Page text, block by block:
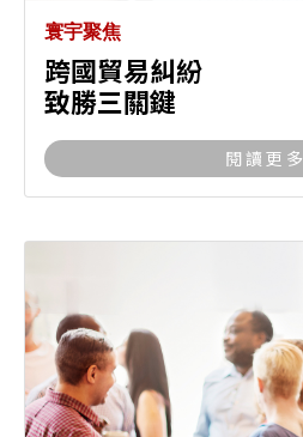
寰宇聚焦
跨國貿易糾紛
致勝三關鍵
閱 讀 更 多